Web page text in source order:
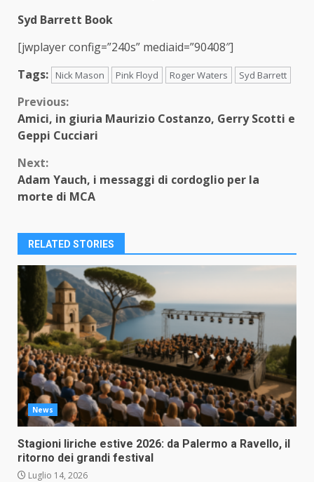
Syd Barrett Book
[jwplayer config=”240s” mediaid=”90408″]
Tags:
Nick Mason Pink Floyd Roger Waters Syd Barrett
Continue
Reading
Previous:
Amici, in giuria Maurizio Costanzo, Gerry Scotti e
Geppi Cucciari
Next:
Adam Yauch, i messaggi di cordoglio per la
morte di MCA
RELATED STORIES
News
Stagioni liriche estive 2026: da Palermo a Ravello, il
ritorno dei grandi festival
Luglio 14, 2026